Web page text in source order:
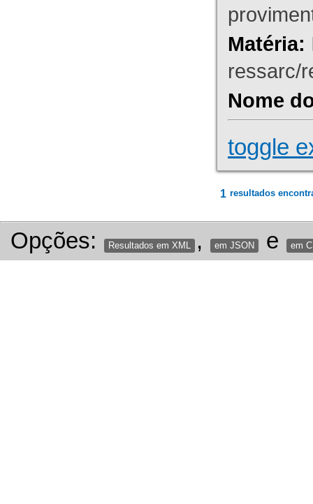
Matéria:
ressarc/
Nome
toggle
1 resultados
Opções: Resultados em XML , em JSON e em